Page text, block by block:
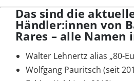
Das sind die
Händler:innen von
Rares – alle
Walter Lehnertz alias „80-
Wolfgang Pauritsch (seit